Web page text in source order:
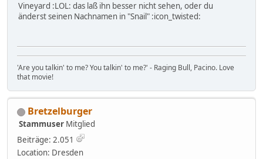
Vineyard :LOL: das laß ihn besser nicht sehen, oder du
änderst seinen Nachnamen in "Snail" :icon_twisted:
'Are you talkin' to me? You talkin' to me?' - Raging Bull, Pacino. Love
that movie!
Bretzelburger
Stammuser Mitglied
Beiträge: 2.051
Location: Dresden